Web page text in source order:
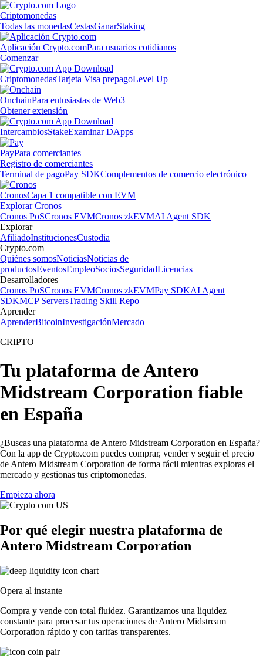
Criptomonedas
Todas las monedasCestasGanarStaking
Aplicación Crypto.comPara usuarios cotidianos
Comenzar
CriptomonedasTarjeta Visa prepagoLevel Up
OnchainPara entusiastas de Web3
Obtener extensión
IntercambiosStakeExaminar DApps
PayPara comerciantes
Registro de comerciantes
Terminal de pagoPay SDKComplementos de comercio electrónico
CronosCapa 1 compatible con EVM
Explorar Cronos
Cronos PoSCronos EVMCronos zkEVMAI Agent SDK
Explorar
AfiliadoInstitucionesCustodia
Crypto.com
Quiénes somosNoticiasNoticias de
productosEventosEmpleoSociosSeguridadLicencias
Desarrolladores
Cronos PoSCronos EVMCronos zkEVMPay SDKAI Agent
SDKMCP ServersTrading Skill Repo
Aprender
AprenderBitcoinInvestigaciónMercado
CRIPTO
Tu plataforma de Antero
Midstream Corporation fiable
en España
¿Buscas una plataforma de Antero Midstream Corporation en España?
Con la app de Crypto.com puedes comprar, vender y seguir el precio
de Antero Midstream Corporation de forma fácil mientras exploras el
mercado y gestionas tus criptomonedas.
Empieza ahora
Por qué elegir nuestra plataforma de
Antero Midstream Corporation
Opera al instante
Compra y vende con total fluidez. Garantizamos una liquidez
constante para procesar tus operaciones de Antero Midstream
Corporation rápido y con tarifas transparentes.